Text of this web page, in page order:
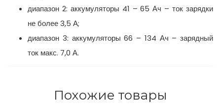
диапазон 2: аккумуляторы 41 – 65 Ач – ток зарядки
не более 3,5 А;
диапазон 3: аккумуляторы 66 – 134 Ач – зарядный
ток макс. 7,0 А.
Похожие товары